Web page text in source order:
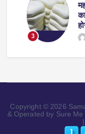
3
Copyright © 2026
& Operated by Sure